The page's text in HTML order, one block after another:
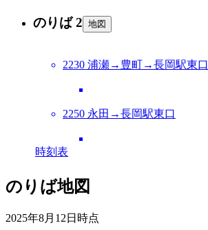
のりば 2 地図
2230 浦瀬→豊町→長岡駅東口
2250 永田→長岡駅東口
時刻表
のりば地図
2025年8月12日 時点